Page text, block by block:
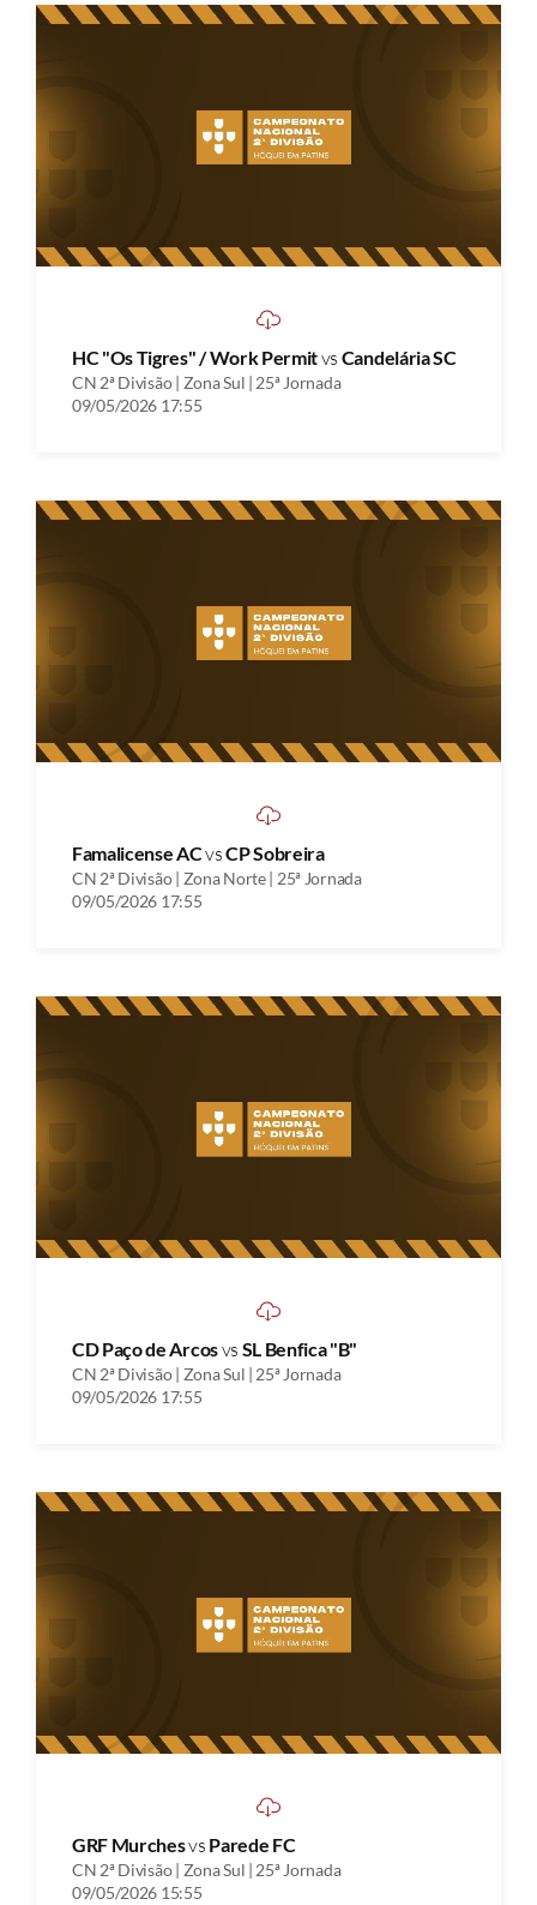
HC "Os Tigres" / Work Permitvs Candelária SC
CN 2ª Divisão | Zona Sul | 25ª Jornada
09/05/2026 17:55
Famalicense ACvsCP Sobreira
CN 2ª Divisão | Zona Norte | 25ª Jornada
09/05/2026 17:55
CD Paço de Arcosvs SL Benfica "B"
CN 2ª Divisão | Zona Sul | 25ª Jornada
09/05/2026 17:55
GRF Murchesvs Parede FC
CN 2ª Divisão | Zona Sul | 25ª Jornada
09/05/2026 15:55